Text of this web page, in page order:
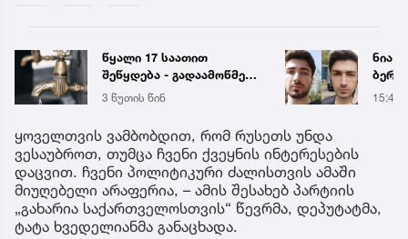
წყალი 17 საათით
შეწყდება - გადაამოწმეთ
მისამართები
3 წუთის წინ
ნია
15:40
ყოველთვის ვამბობდით, რომ რუსეთს უნდა
ვესაუბროთ, თუმცა ჩვენი ქვეყნის ინტერესების
დაცვით. ჩვენი პოლიტიკური ძალისთვის ამაში
მიუღებელი არაფერია, – ამის შესახებ პარტიის
„გახარია საქართველოსთვის“ წევრმა, დეპუტატმა,
ტატა ხვედელიანმა განაცხადა.